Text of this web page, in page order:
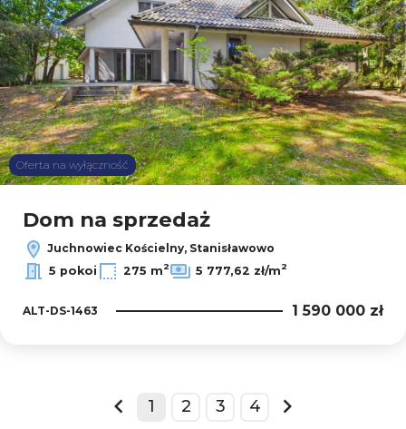
Oferta na wyłączność
Dom na sprzedaż
Juchnowiec Kościelny, Stanisławowo
5 pokoi
275 m2 5 777,62 zł/m2
ALT-DS-1463 1 590 000 zł
prev
1 2 3 4
next